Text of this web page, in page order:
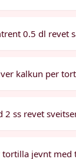
0.5 dl revet
kalkun per
2 ss revet
tortilla jevnt med